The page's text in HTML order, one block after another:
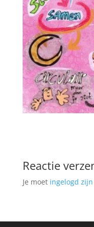
Reactie
Je moet ingelogd